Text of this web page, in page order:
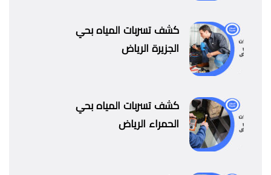
كشف تسربات المياه بحي
الجزيرة الرياض
كشف تسربات المياه بحي
الحمراء الرياض